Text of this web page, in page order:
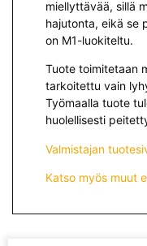
miellyttävää, sillä
hajutonta, eikä se
on M1-luokiteltu.
Tuote toimitetaan
tarkoitettu vain
Työmaalla tuote
huolellisesti
Valmistajan
Katso myös muut